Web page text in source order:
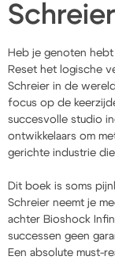
Schreier
Heb je genoten
Reset het logische
Schreier in de
focus op de
succesvolle studio
ontwikkelaars om
gerichte industrie
Dit boek is soms
Schreier neemt je
achter Bioshock
successen geen
Een absolute must-